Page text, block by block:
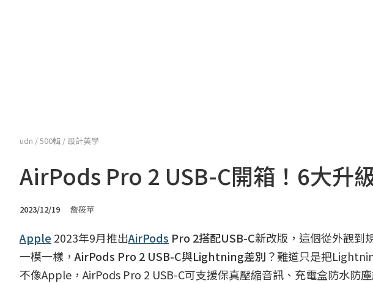
udn /500輯 / 設計美學
AirPods Pro 2 USB-C開箱！6大升
2023/12/19 詹筱苹
Apple 2023年9月推出AirPods Pro 2搭配USB-C新改版，這個從外觀到
一模一樣， AirPods Pro 2 USB-C與Lightning差別 ？難道只是把
不像Apple，AirPods Pro 2 USB-C可支援保真壓縮音訊、充電盒防水防